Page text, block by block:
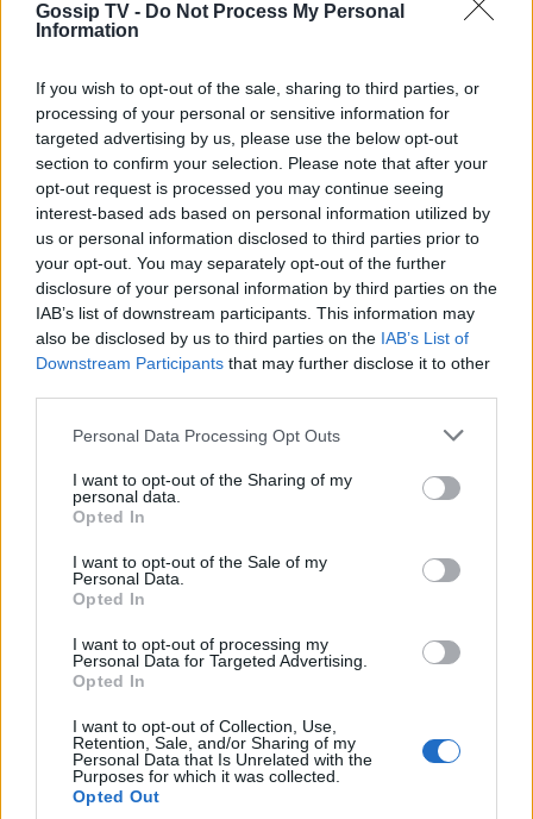
Gossip TV - Do Not Process My Personal
Information
If you wish to opt-out of the sale, sharing to third parties, or
processing of your personal or sensitive information for
targeted advertising by us, please use the below opt-out
section to confirm your selection. Please note that after your
opt-out request is processed you may continue seeing
interest-based ads based on personal information utilized by
us or personal information disclosed to third parties prior to
your opt-out. You may separately opt-out of the further
disclosure of your personal information by third parties on the
IAB’s list of downstream participants. This information may
also be disclosed by us to third parties on the IAB’s List of
Downstream Participants that may further disclose it to other
Personal Data Processing Opt Outs
I want to opt-out of the Sharing of my
personal data.
Opted In
I want to opt-out of the Sale of my
Personal Data.
Opted In
I want to opt-out of processing my
Personal Data for Targeted Advertising.
Opted In
I want to opt-out of Collection, Use,
Retention, Sale, and/or Sharing of my
Personal Data that Is Unrelated with the
Purposes for which it was collected.
Opted Out
G-SPORTS
Στα «μαλακά» ο Πιστόριους για την
δολοφονία της συντρόφου του (pics+vid)
@06-07-2016